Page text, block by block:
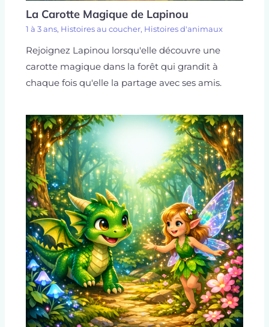
La Carotte Magique de Lapinou
1 à 3 ans, Histoires au coucher, Histoires d'animaux
Rejoignez Lapinou lorsqu'elle découvre une
carotte magique dans la forêt qui grandit à
chaque fois qu'elle la partage avec ses amis.